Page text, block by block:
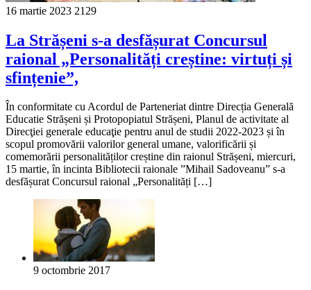
16 martie 2023 2129
La Strășeni s-a desfășurat Concursul
raional „Personalități creștine: virtuți și
sfințenie”,
În conformitate cu Acordul de Parteneriat dintre Direcția Generală
Educatie Strășeni și Protopopiatul Strășeni, Planul de activitate al
Direcţiei generale educaţie pentru anul de studii 2022-2023 și în
scopul promovării valorilor general umane, valorificării și
comemorării personalităților creștine din raionul Strășeni, miercuri,
15 martie, în incinta Bibliotecii raionale ”Mihail Sadoveanu” s-a
desfășurat Concursul raional „Personalități […]
9 octombrie 2017